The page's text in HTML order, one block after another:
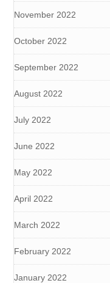
November 2022
October 2022
September 2022
August 2022
July 2022
June 2022
May 2022
April 2022
March 2022
February 2022
January 2022